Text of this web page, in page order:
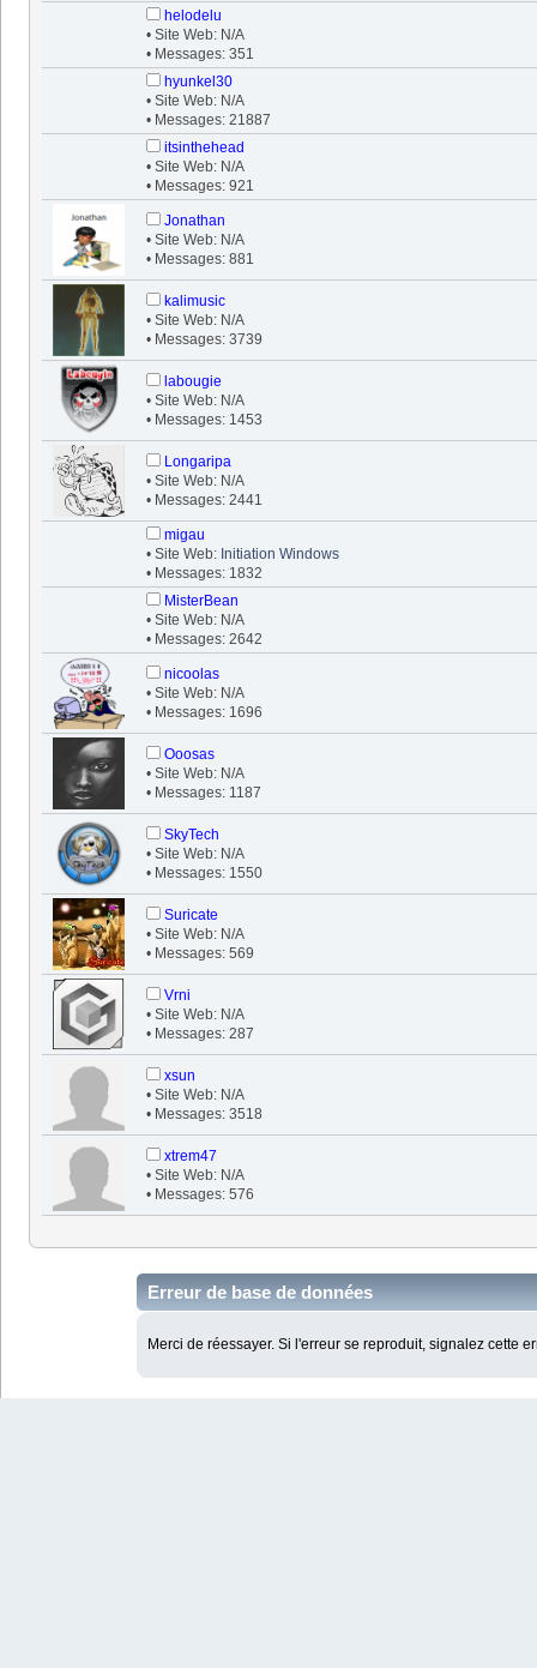
helodelu
• Site Web: N/A
• Messages: 351
hyunkel30
• Site Web: N/A
• Messages: 21887
itsinthehead
• Site Web: N/A
• Messages: 921
Jonathan
• Site Web: N/A
• Messages: 881
kalimusic
• Site Web: N/A
• Messages: 3739
labougie
• Site Web: N/A
• Messages: 1453
Longaripa
• Site Web: N/A
• Messages: 2441
migau
• Site Web: Initiation Windows
• Messages: 1832
MisterBean
• Site Web: N/A
• Messages: 2642
nicoolas
• Site Web: N/A
• Messages: 1696
Ooosas
• Site Web: N/A
• Messages: 1187
SkyTech
• Site Web: N/A
• Messages: 1550
Suricate
• Site Web: N/A
• Messages: 569
Vrni
• Site Web: N/A
• Messages: 287
xsun
• Site Web: N/A
• Messages: 3518
xtrem47
• Site Web: N/A
• Messages: 576
Erreur de base de données
Merci de réessayer. Si l'erreur se reproduit, signalez cette